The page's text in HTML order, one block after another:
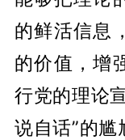
的鲜活信息
的价值，增
行党的理论
说自话”的